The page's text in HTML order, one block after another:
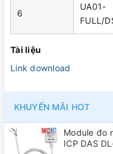
6
UA01-
FULL/
Tài liệu
Link download
KHUYẾN MÃI HOT
Module đo
ICP DAS